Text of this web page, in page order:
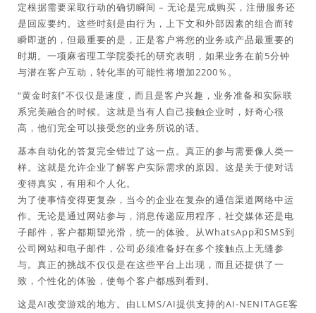
定根据需要采取行动的确切瞬间 – 无论是完成购买，注册服务还
是回应要约。这些时刻是由行为，上下文和外部因素的组合而转
瞬即逝的，但最重要的是，正是客户将您的业务或产品最重要的
时期。一项麻省理工学院委托的研究表明，如果业务在前5分钟
与潜在客户互动，转化率的可能性将增加2200％。
“黄金时刻”不仅仅是速度，而且是客户兴趣，业务准备和实际联
系完美融合的时候。这就是当有人自己接触企业时，好奇心很
高，他们完全可以接受您的业务所说的话。
基本自动化的答复完全错过了这一点。真正的参与需要像人类一
样。这就是允许企业了解客户实际需求的原因。这是关于使对话
变得真实，有用和个人化。
为了使事情变得更复杂，当今的企业在复杂的通信渠道网络中运
作。无论是通过网站参与，消息传递应用程序，社交媒体还是电
子邮件，客户都期望光滑，统一的体验。从WhatsApp和SMS到
公司网站和电子邮件，公司必须准备好在多个接触点上无缝参
与。真正的挑战不仅仅是在这些平台上出现，而且还提供了一
致，个性化的体验，使每个客户都感到看到。
这是AI改变游戏的地方。由LLMS/AI提供支持的AI-NENITAGE客